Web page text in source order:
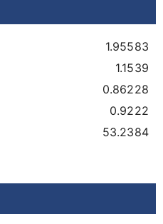
1.95583
1.1539
0.86228
0.9222
53.2384